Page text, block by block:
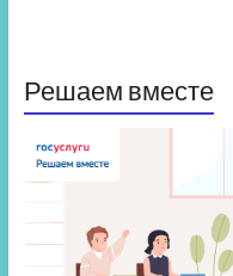
Решаем вместе